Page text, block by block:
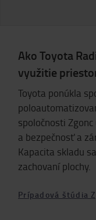
Ako Toyota
využitie
Toyota ponúkla
spoločnosti
a bezpečnosť a
Kapacita skladu
zachovaní plochy.
Prípadová štúdia